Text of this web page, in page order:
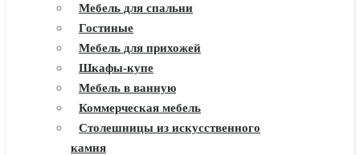
Мебель для спальни
Гостиные
Мебель для прихожей
Шкафы-купе
Мебель в ванную
Коммерческая мебель
Столешницы из искусственного
камня